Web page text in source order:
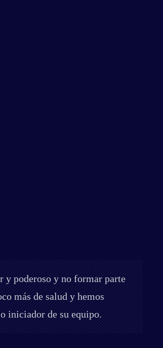
y poderoso y no formar parte
más de salud y hemos
iniciador de su equipo.